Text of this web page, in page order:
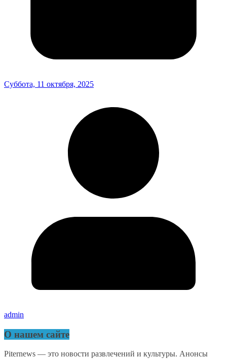
Суббота, 11 октября, 2025
admin
О нашем сайте
Piternews — это новости развлечений и культуры. Анонсы